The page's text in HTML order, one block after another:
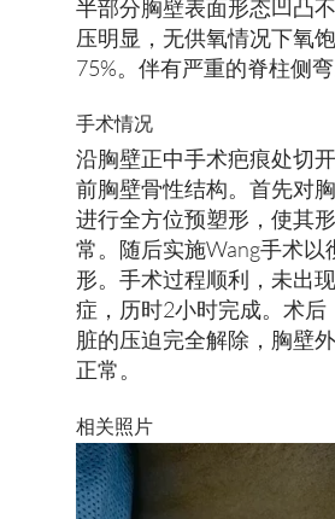
半部分胸壁表面形态凹凸
压明显，无供氧情况下氧
75%。伴有严重的脊柱侧弯
手术情况
沿胸壁正中手术疤痕处切
前胸壁骨性结构。首先对
进行全方位预塑形，使其
常。随后实施Wang手术以
形。手术过程顺利，未出
症，历时2小时完成。术后
脏的压迫完全解除，胸壁
正常。
​相关照片